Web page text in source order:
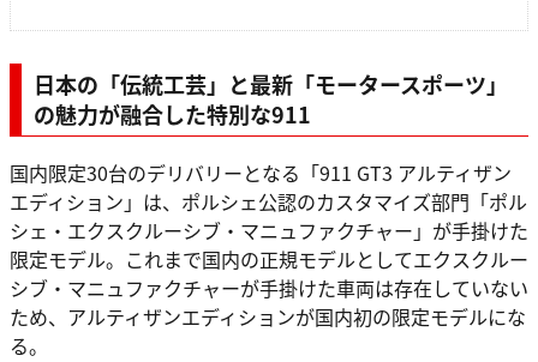
日本の「伝統工芸」と最新「モータースポーツ」
の魅力が融合した特別な911
国内限定30台のデリバリーとなる「911 GT3 アルティザン
エディション」は、ポルシェ公認のカスタマイズ部門「ポル
シェ・エクスクルーシブ・マニュファクチャー」が手掛けた
限定モデル。これまで国内の正規モデルとしてエクスクルー
シブ・マニュファクチャーが手掛けた車両は存在していない
ため、アルティザンエディションが国内初の限定モデルにな
る。